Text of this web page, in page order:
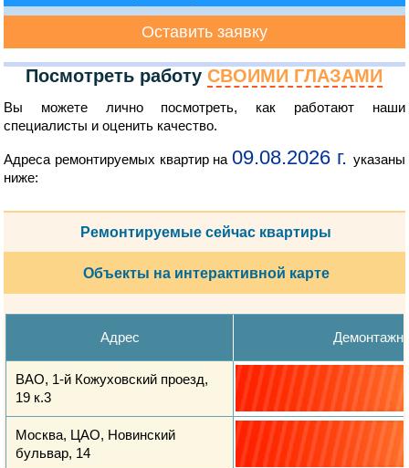
Оставить заявку
Посмотреть работуСВОИМИ ГЛАЗАМИ
Вы можете лично посмотреть, как работают наши
специалисты и оценить качество.
Адреса ремонтируемых квартир на09.08.2026 г. указаны
ниже:
Ремонтируемые сейчас квартиры
Объекты на интерактивной карте
Адрес
ВАО, 1-й Кожуховский проезд,
19 к.3
Москва, ЦАО, Новинский
бульвар, 14